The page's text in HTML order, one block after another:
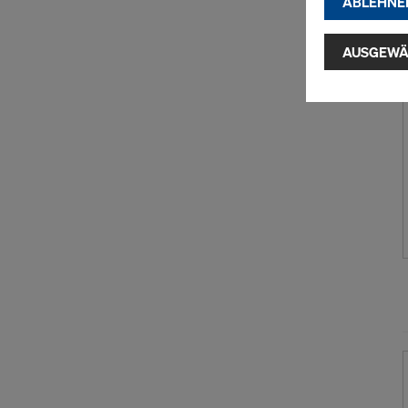
Indem Sie
USA
Garantien
zur
indem Sie
grundlos
Weitere